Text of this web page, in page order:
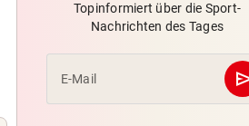
POLIN SCHIMPFT
„Einfach kindisch“: Zoff bei
de France Femmes
Topinformiert über die Sport-
Nachrichten des Tages
E-Mail